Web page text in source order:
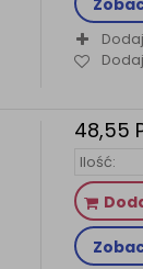
48,55